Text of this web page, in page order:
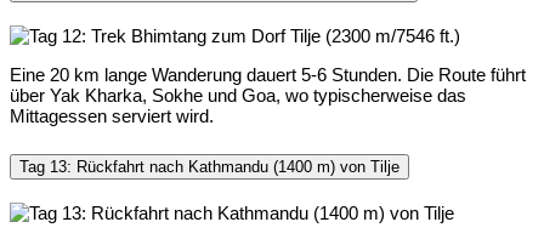
Eine 20 km lange Wanderung dauert 5-6 Stunden. Die Route führt
über Yak Kharka, Sokhe und Goa, wo typischerweise das
Mittagessen serviert wird.
Tag 13: Rückfahrt nach Kathmandu (1400 m) von Tilje